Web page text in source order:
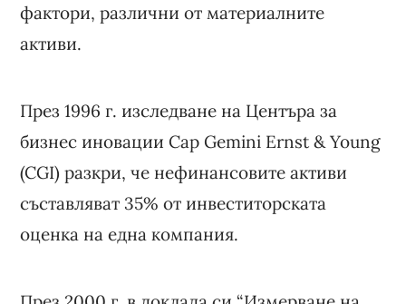
фактори, различни от материалните
активи.
През 1996 г. изследване на Центъра за
бизнес иновации Cap Gemini Ernst & Young
(CGI) разкри, че нефинансовите активи
съставляват 35% от инвеститорската
оценка на една компания.